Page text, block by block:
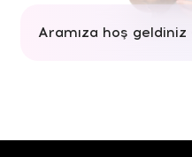
Aramıza hoş